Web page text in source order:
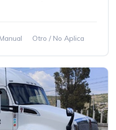
Otro / No Aplica
Aire Acondicionado